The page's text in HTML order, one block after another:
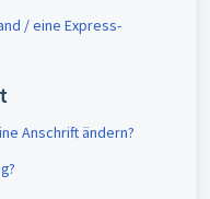
/ eine Express-
Anschrift ändern?